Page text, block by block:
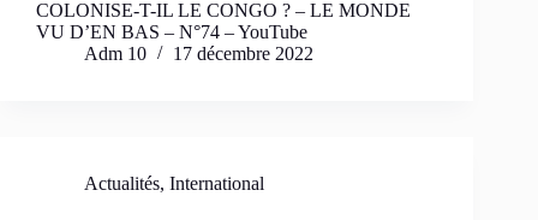
COLONISE-T-IL LE CONGO ? – LE MONDE
VU D’EN BAS – N°74 – YouTube
Adm 10
17 décembre 2022
Actualités, International